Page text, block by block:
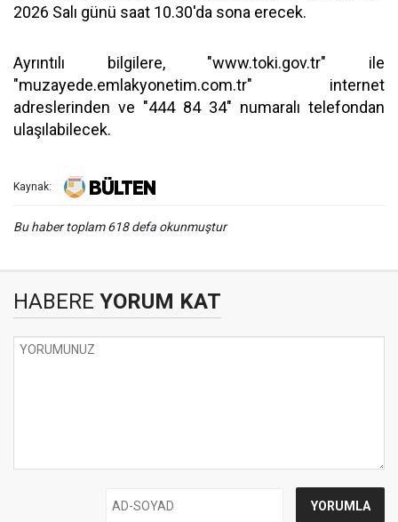
2026 Salı günü saat 10.30'da sona erecek.
Ayrıntılı bilgilere, "www.toki.gov.tr" ile
"muzayede.emlakyonetim.com.tr" internet
adreslerinden ve "444 84 34" numaralı telefondan
ulaşılabilecek.
Kaynak:
Bu haber toplam 618 defa okunmuştur
HABERE YORUM KAT